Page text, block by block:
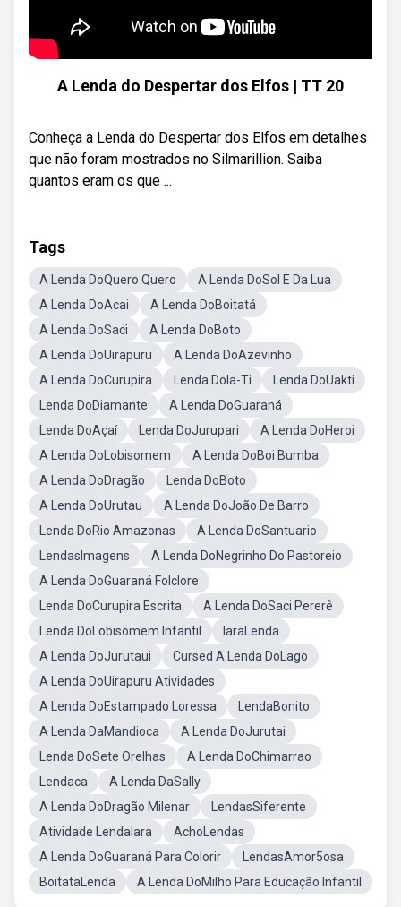
A Lenda do Despertar dos Elfos | TT 20
Conheça a Lenda do Despertar dos Elfos em detalhes
que não foram mostrados no Silmarillion. Saiba
quantos eram os que ...
Tags
A Lenda DoQuero Quero
A Lenda DoSol E Da Lua
A Lenda DoAcai
A Lenda DoBoitatá
A Lenda DoSaci
A Lenda DoBoto
A Lenda DoUirapuru
A Lenda DoAzevinho
A Lenda DoCurupira
Lenda DoIa-Ti
Lenda DoUakti
Lenda DoDiamante
A Lenda DoGuaraná
Lenda DoAçaí
Lenda DoJurupari
A Lenda DoHeroi
A Lenda DoLobisomem
A Lenda DoBoi Bumba
A Lenda DoDragão
Lenda DoBoto
A Lenda DoUrutau
A Lenda DoJoão De Barro
Lenda DoRio Amazonas
A Lenda DoSantuario
LendasImagens
A Lenda DoNegrinho Do Pastoreio
A Lenda DoGuaraná Folclore
Lenda DoCurupira Escrita
A Lenda DoSaci Pererê
Lenda DoLobisomem Infantil
IaraLenda
A Lenda DoJurutaui
Cursed A Lenda DoLago
A Lenda DoUirapuru Atividades
A Lenda DoEstampado Loressa
LendaBonito
A Lenda DaMandioca
A Lenda DoJurutai
Lenda DoSete Orelhas
A Lenda DoChimarrao
Lendaca
A Lenda DaSally
A Lenda DoDragão Milenar
LendasSiferente
Atividade LendaIara
AchoLendas
A Lenda DoGuaraná Para Colorir
LendasAmor5osa
BoitataLenda
A Lenda DoMilho Para Educação Infantil